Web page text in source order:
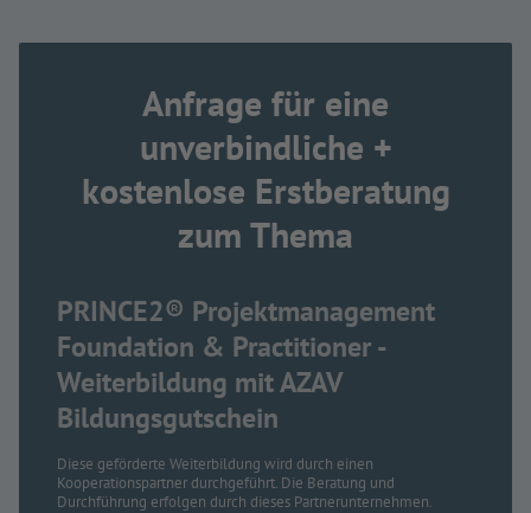
Anfrage für eine
unverbindliche +
kostenlose Erstberatung
zum Thema
PRINCE2® Projektmanagement
Foundation & Practitioner -
Weiterbildung mit AZAV
Bildungsgutschein
Diese geförderte Weiterbildung wird durch einen
Kooperationspartner durchgeführt. Die Beratung und
Durchführung erfolgen durch dieses Partnerunternehmen.